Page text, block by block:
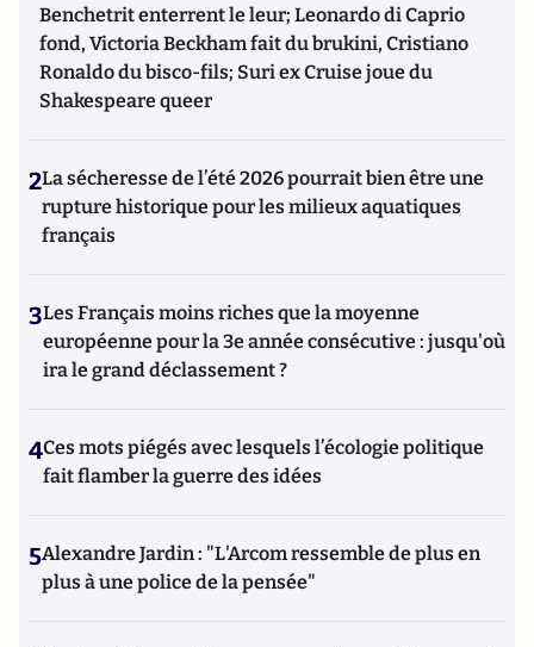
Benchetrit enterrent le leur; Leonardo di Caprio
fond, Victoria Beckham fait du brukini, Cristiano
Ronaldo du bisco-fils; Suri ex Cruise joue du
Shakespeare queer
2La sécheresse de l’été 2026 pourrait bien être une
rupture historique pour les milieux aquatiques
français
3Les Français moins riches que la moyenne
européenne pour la 3e année consécutive : jusqu'où
ira le grand déclassement ?
4Ces mots piégés avec lesquels l’écologie politique
fait flamber la guerre des idées
5Alexandre Jardin : "L'Arcom ressemble de plus en
plus à une police de la pensée"